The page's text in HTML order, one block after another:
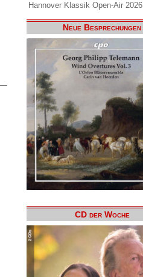
Hannover Klassik Open-Air 2026
Neue Besprechungen
CD der Woche